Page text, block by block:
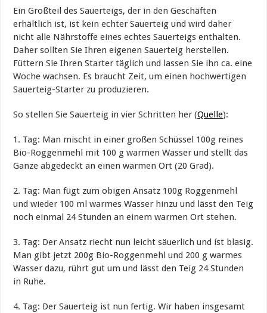
Ein Großteil des Sauerteigs, der in den Geschäften
erhältlich ist, ist kein echter Sauerteig und wird daher
nicht alle Nährstoffe eines echtes Sauerteigs enthalten.
Daher sollten Sie Ihren eigenen Sauerteig herstellen.
Füttern Sie Ihren Starter täglich und lassen Sie ihn ca. eine
Woche wachsen. Es braucht Zeit, um einen hochwertigen
Sauerteig-Starter zu produzieren.
So stellen Sie Sauerteig in vier Schritten her (Quelle):
1. Tag: Man mischt in einer großen Schüssel 100g reines
Bio-Roggenmehl mit 100 g warmen Wasser und stellt das
Ganze abgedeckt an einen warmen Ort (20 Grad).
2. Tag: Man fügt zum obigen Ansatz 100g Roggenmehl
und wieder 100 ml warmes Wasser hinzu und lässt den Teig
noch einmal 24 Stunden an einem warmen Ort stehen.
3. Tag: Der Ansatz riecht nun leicht säuerlich und íst blasig.
Man gibt jetzt 200g Bio-Roggenmehl und 200 g warmes
Wasser dazu, rührt gut um und lässt den Teig 24 Stunden
in Ruhe.
4. Tag: Der Sauerteig ist nun fertig. Wir haben insgesamt